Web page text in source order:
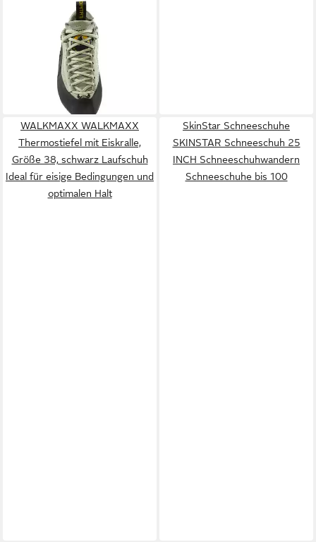
Mythos Lady - Damen
Kletterschuh - Aqua
Kletterschuh
ab 112,50 € UVP125,00 €
lieferbar - in 4-5 Werktagen bei dir
WALKMAXX WALKMAXX
Thermostiefel mit Eiskralle,
Größe 38, schwarz Laufschuh
Ideal für eisige Bedingungen und
optimalen Halt
SkinStar Schneeschuhe
SKINSTAR Schneeschuh 25
INCH Schneeschuhwandern
Schneeschuhe bis 100